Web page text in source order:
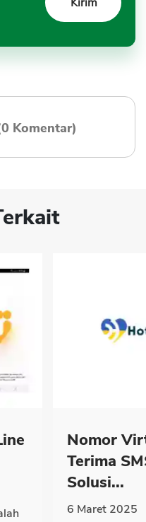
Komentar)
Nomor
Terima
Solusi...
6 Maret 2025